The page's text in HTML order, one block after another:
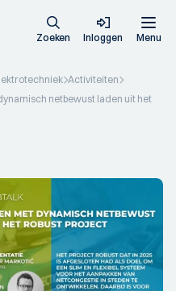
Zoeken Inloggen Menu
Activiteiten
netbewust laden uit het